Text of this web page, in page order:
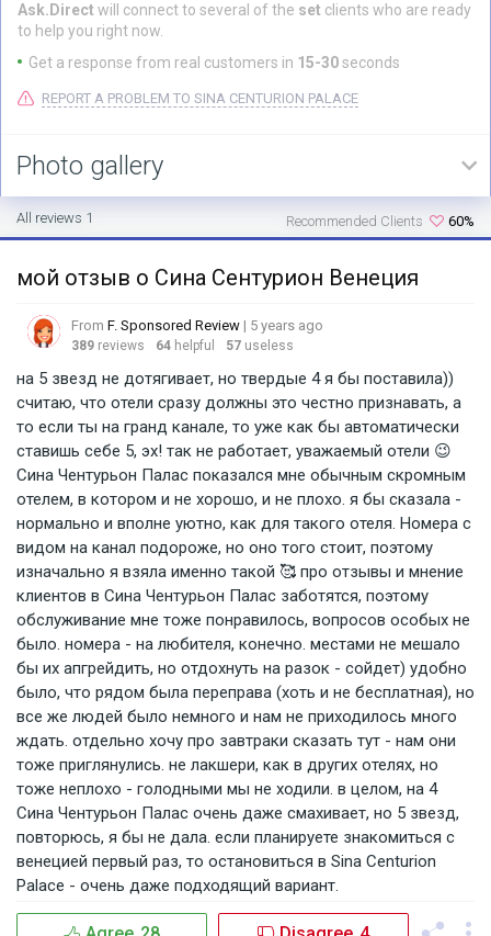
Ask.Direct will connect to several of the set clients who are ready
to help you right now.
Get a response from real customers in 15-30seconds
REPORT A PROBLEM TO SINA CENTURION PALACE
Photo gallery
All reviews 1 60%
Recommended Clients
мой отзыв о Сина Сентурион Венеция
From F. Sponsored Review | 5 years ago
389 reviews 64 helpful 57 useless
на 5 звезд не дотягивает, но твердые 4 я бы поставила))
считаю, что отели сразу должны это честно признавать, а
то если ты на гранд канале, то уже как бы автоматически
ставишь себе 5, эх! так не работает, уважаемый отели 😉
Сина Чентурьон Палас показался мне обычным скромным
отелем, в котором и не хорошо, и не плохо. я бы сказала -
нормально и вполне уютно, как для такого отеля. Номера с
видом на канал подороже, но оно того стоит, поэтому
изначально я взяла именно такой 🥰 про отзывы и мнение
клиентов в Сина Чентурьон Палас заботятся, поэтому
обслуживание мне тоже понравилось, вопросов особых не
было. номера - на любителя, конечно. местами не мешало
бы их апгрейдить, но отдохнуть на разок - сойдет) удобно
было, что рядом была переправа (хоть и не бесплатная), но
все же людей было немного и нам не приходилось много
ждать. отдельно хочу про завтраки сказать тут - нам они
тоже приглянулись. не лакшери, как в других отелях, но
тоже неплохо - голодными мы не ходили. в целом, на 4
Сина Чентурьон Палас очень даже смахивает, но 5 звезд,
повторюсь, я бы не дала. если планируете знакомиться с
венецией первый раз, то остановиться в Sina Centurion
Palace - очень даже подходящий вариант.